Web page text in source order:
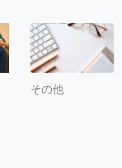
その他